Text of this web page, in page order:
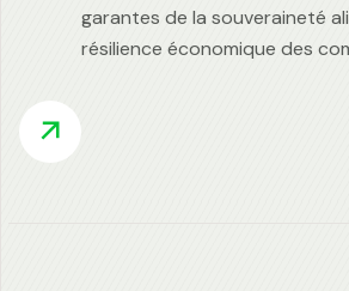
garantes de la souveraineté
résilience économique des